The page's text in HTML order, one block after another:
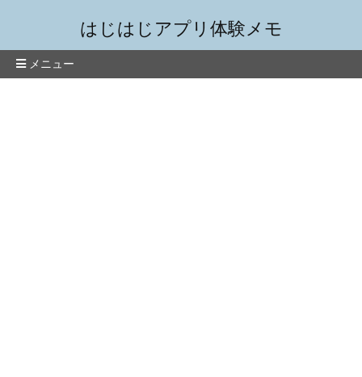
はじはじアプリ体験メモ
メニュー